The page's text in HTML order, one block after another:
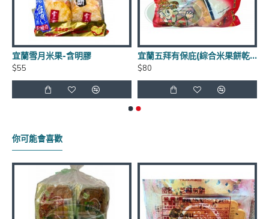
商品有效期限：客戶收到之商品距有效日期前90天以
上，(每批商品有效日期皆不同)
續費另計60元~120元
保存方式：常溫
官網商品圖片僅供參考依實際出貨商品為主
宜蘭雪月米果-含明膠
$55
宜蘭五拜有保庇(綜合米果餅乾)(包)
$80
你可能會喜歡